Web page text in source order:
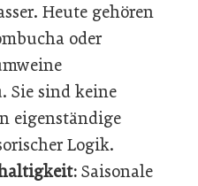
Heute gehören
oder
Sie sind keine
eigenständige
Logik.
Saisonale